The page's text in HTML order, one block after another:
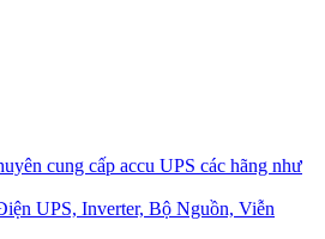
cung cấp accu UPS các hãng như
UPS, Inverter, Bộ Nguồn, Viễn